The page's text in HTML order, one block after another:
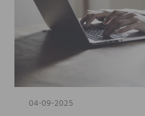
04-09-2025